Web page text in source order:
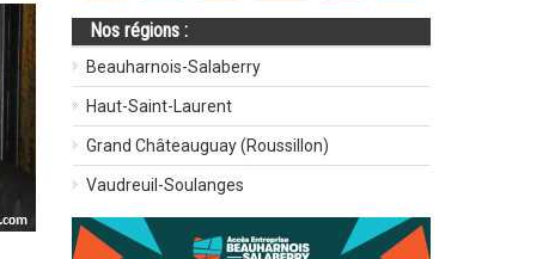
Nos régions :
Beauharnois-Salaberry
Haut-Saint-Laurent
Grand Châteauguay (Roussillon)
Vaudreuil-Soulanges